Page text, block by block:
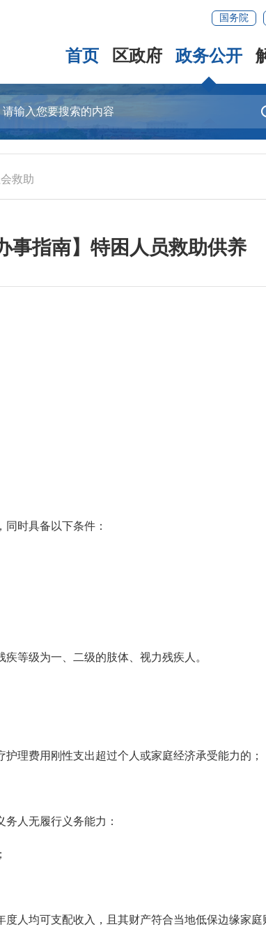
国务院
首页 区政府 政务公开
救助
事指南】特困人员救助供养
时具备以下条件：
等级为一、二级的肢体、视力残疾人。
费用刚性支出超过个人或家庭经济承受能力的；
人无履行义务能力：
均可支配收入，且其财产符合当地低保边缘家庭